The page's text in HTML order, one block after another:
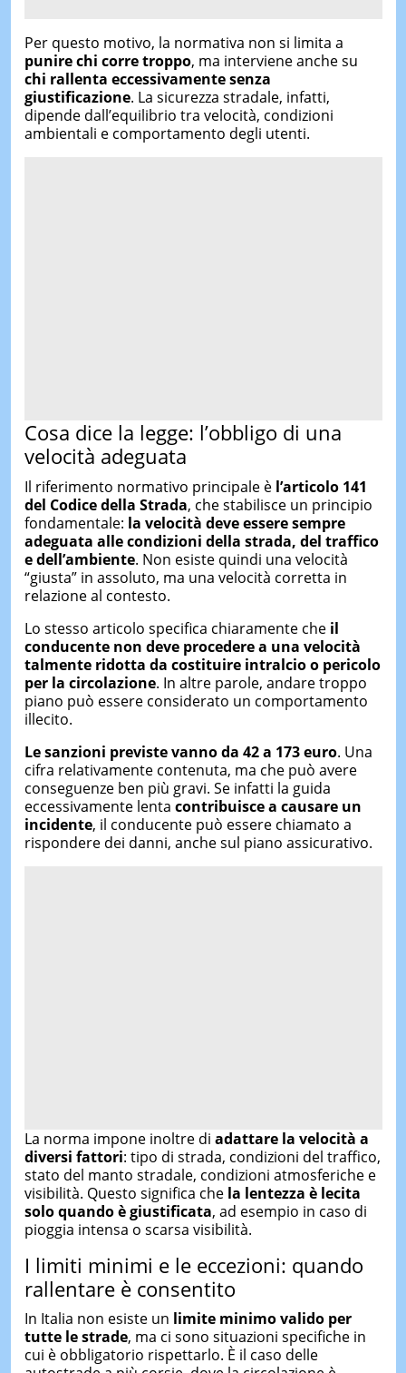
Per questo motivo, la normativa non si limita a
punire chi corre troppo, ma interviene anche su
chi rallenta eccessivamente senza
giustificazione. La sicurezza stradale, infatti,
dipende dall’equilibrio tra velocità, condizioni
ambientali e comportamento degli utenti.
Cosa dice la legge: l’obbligo di una
velocità adeguata
Il riferimento normativo principale è l’articolo 141
del Codice della Strada, che stabilisce un principio
fondamentale: la velocità deve essere sempre
adeguata alle condizioni della strada, del traffico
e dell’ambiente. Non esiste quindi una velocità
“giusta” in assoluto, ma una velocità corretta in
relazione al contesto.
Lo stesso articolo specifica chiaramente che il
conducente non deve procedere a una velocità
talmente ridotta da costituire intralcio o pericolo
per la circolazione. In altre parole, andare troppo
piano può essere considerato un comportamento
illecito.
Le sanzioni previste vanno da 42 a 173 euro. Una
cifra relativamente contenuta, ma che può avere
conseguenze ben più gravi. Se infatti la guida
eccessivamente lenta contribuisce a causare un
incidente, il conducente può essere chiamato a
rispondere dei danni, anche sul piano assicurativo.
La norma impone inoltre di adattare la velocità a
diversi fattori: tipo di strada, condizioni del traffico,
stato del manto stradale, condizioni atmosferiche e
visibilità. Questo significa che la lentezza è lecita
solo quando è giustificata, ad esempio in caso di
pioggia intensa o scarsa visibilità.
I limiti minimi e le eccezioni: quando
rallentare è consentito
In Italia non esiste un limite minimo valido per
tutte le strade, ma ci sono situazioni specifiche in
cui è obbligatorio rispettarlo. È il caso delle